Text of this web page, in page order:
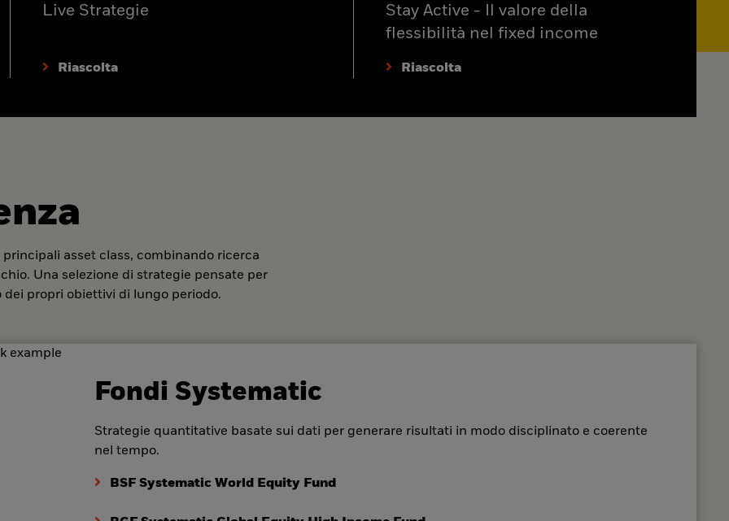
Live Strategie
Riascolta
Stay Active - Il valore della
flessibilità nel fixed income
Riascolta
asset class, combinando ricerca
Una selezione di strategie pensate per
propri obiettivi di lungo periodo.
Fondi Systematic
Strategie quantitative basate sui dati per generare risultati in modo disciplinato e coerente
nel tempo.
BSF Systematic World Equity Fund